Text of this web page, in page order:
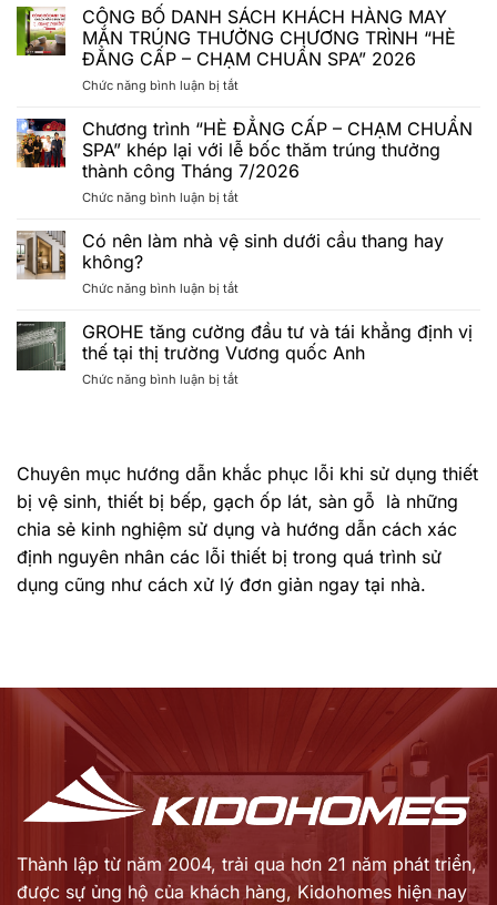
kế
nội
thất
chung
cư
giản
2026:
Xu
hướng
căn
Minimalist
CÔNG BỐ DANH SÁCH KHÁCH HÀNG MAY
MẮN TRÚNG THƯỞNG CHƯƠNG TRÌNH “HÈ
ĐẲNG CẤP – CHẠM CHUẨN SPA” 2026
Chức năng bình luận bị tắtở
BỐ
DANH
SÁCH
KHÁCH
HÀNG
MẮN
TRÚNG
CHƯƠNG
“HÈ
ĐẲNG
–
2026
Chương trình “HÈ ĐẲNG CẤP – CHẠM CHUẨN
SPA” khép lại với lễ bốc thăm trúng thưởng
thành công Tháng 7/2026
Chức năng bình luận bị tắtở
trình
“HÈ
CẤP
CHẠM
CHUẨN
SPA”
khép
thăm
trúng
thưởng
thành
công
7/2026
Có nên làm nhà vệ sinh dưới cầu thang hay
không?
Chức năng bình luận bị tắtở
nên
làm
nhà
vệ
hay
không?
GROHE tăng cường đầu tư và tái khẳng định vị
thế tại thị trường Vương quốc Anh
Chức năng bình luận bị tắtở
tư
tái
khẳng
định
vị
thế
Chuyên mục hướng dẫn khắc phục lỗi khi sử dụng thiết
bị vệ sinh, thiết bị bếp, gạch ốp lát, sàn gỗ là những
chia sẻ kinh nghiệm sử dụng và hướng dẫn cách xác
định nguyên nhân các lỗi thiết bị trong quá trình sử
dụng cũng như cách xử lý đơn giản ngay tại nhà.
Thành lập từ năm 2004, trải qua hơn 21 năm phát triển,
được sự ủng hộ của khách hàng, Kidohomes hiện nay